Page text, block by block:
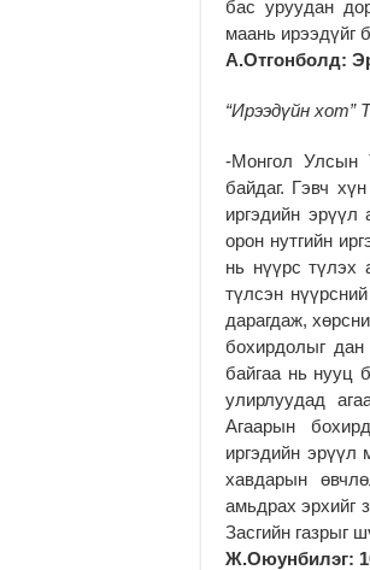
бас уруудан
маань ирээдүйг
А.Отгонболд:
“Ирээдүйн хот”
-Монгол Улсын
байдаг. Гэвч
иргэдийн
орон нутгийн
нь нүүрс түлэх
түлсэн
дарагдаж,
бохирдолыг
байгаа нь нууц
улирлуудад
Агаарын
иргэдийн эрүүл
хавдарын
амьдрах эрхийг
Засгийн газрыг
Ж.Оюунбилэг: